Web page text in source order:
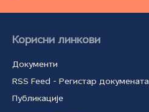
Корисни линкови
Документи
RSS Feed - Регистар докумената
Публикације